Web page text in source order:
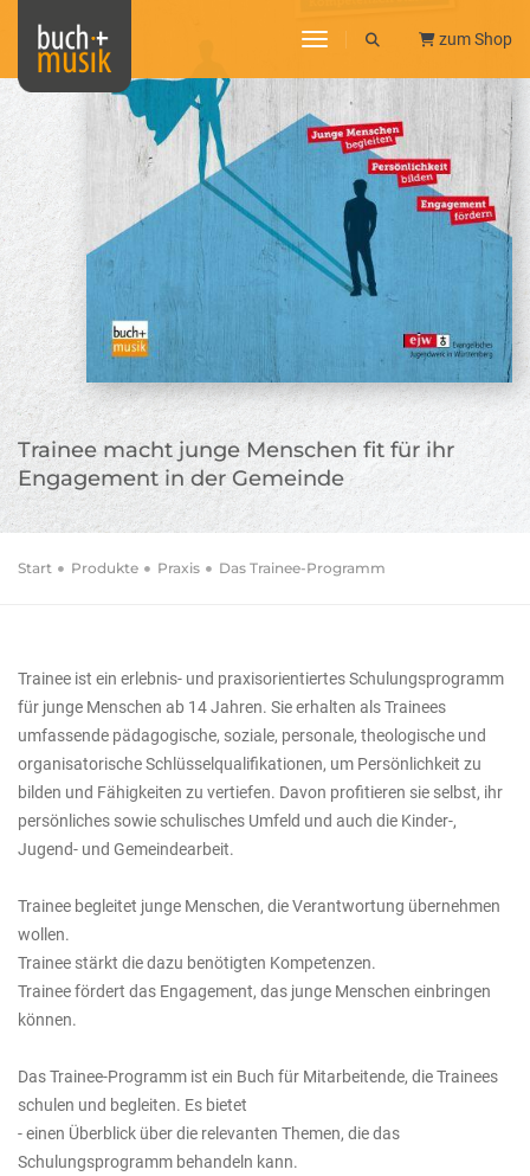
toggle navigation
zum Shop
Trainee macht junge Menschen fit für ihr
Engagement in der Gemeinde
Markus Röcker (Herausgegeben von), Monika Körner
Kompetenzen stärken
Start Produkte Praxis Das Trainee-Programm
Trainee ist ein erlebnis- und praxisorientiertes Schulungsprogramm
für junge Menschen ab 14 Jahren. Sie erhalten als Trainees
umfassende pädagogische, soziale, personale, theologische und
organisatorische Schlüsselqualifikationen, um Persönlichkeit zu
bilden und Fähigkeiten zu vertiefen. Davon profitieren sie selbst, ihr
persönliches sowie schulisches Umfeld und auch die Kinder-,
Jugend- und Gemeindearbeit.
Trainee begleitet junge Menschen, die Verantwortung übernehmen
wollen.
Trainee stärkt die dazu benötigten Kompetenzen.
Trainee fördert das Engagement, das junge Menschen einbringen
können.
Das Trainee-Programm ist ein Buch für Mitarbeitende, die Trainees
schulen und begleiten. Es bietet
- einen Überblick über die relevanten Themen, die das
Schulungsprogramm behandeln kann.